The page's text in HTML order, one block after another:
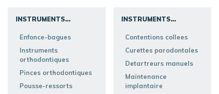
INSTRUMENTS
ENTDECKEN SIE
Enfonce-bagues
Instruments
orthodontiques
Pinces orthodontiques
Pousse-ressorts
INSTRUMENTS
Contentions collees
Curettes parodontales
Detartreurs manuels
Maintenance
implantaire